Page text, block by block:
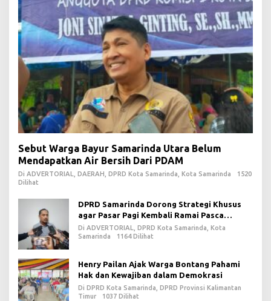
Sebut Warga Bayur Samarinda Utara Belum
Mendapatkan Air Bersih Dari PDAM
Di ADVERTORIAL, DAERAH, DPRD Kota Samarinda, Kota Samarinda
1520
Dilihat
DPRD Samarinda Dorong Strategi Khusus
agar Pasar Pagi Kembali Ramai Pasca
Revitalisasi
Di ADVERTORIAL, DPRD Kota Samarinda, Kota
Samarinda
1164 Dilihat
Henry Pailan Ajak Warga Bontang Pahami
Hak dan Kewajiban dalam Demokrasi
Di DPRD Kota Samarinda, DPRD Provinsi Kalimantan
Timur
1037 Dilihat